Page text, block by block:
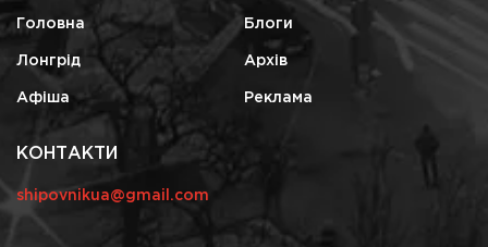
Головна Блоги
Лонгрід Архів
Афіша Реклама
КОНТАКТИ
shipovnikua@gmail.com